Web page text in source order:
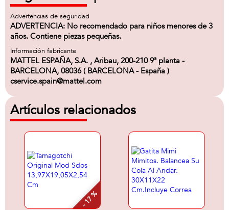
Advertencias de seguridad
ADVERTENCIA: No recomendado para niños menores de 3
años. Contiene piezas pequeñas.
Información fabricante
MATTEL ESPAÑA, S.A. , Aribau, 200-210 9ª planta -
BARCELONA, 08036 ( BARCELONA - España )
cservice.spain@mattel.com
Artículos relacionados
- 17 %